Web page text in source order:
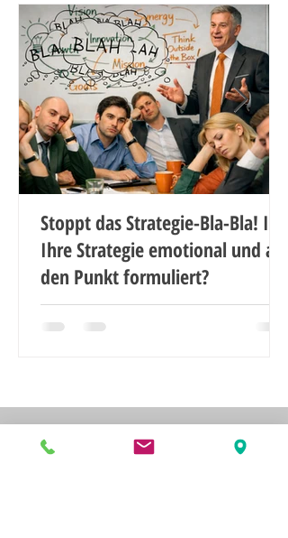
Stoppt das Strategie-Bla-Bla! Ist
Ihre Strategie emotional und auf
den Punkt formuliert?
Impressum